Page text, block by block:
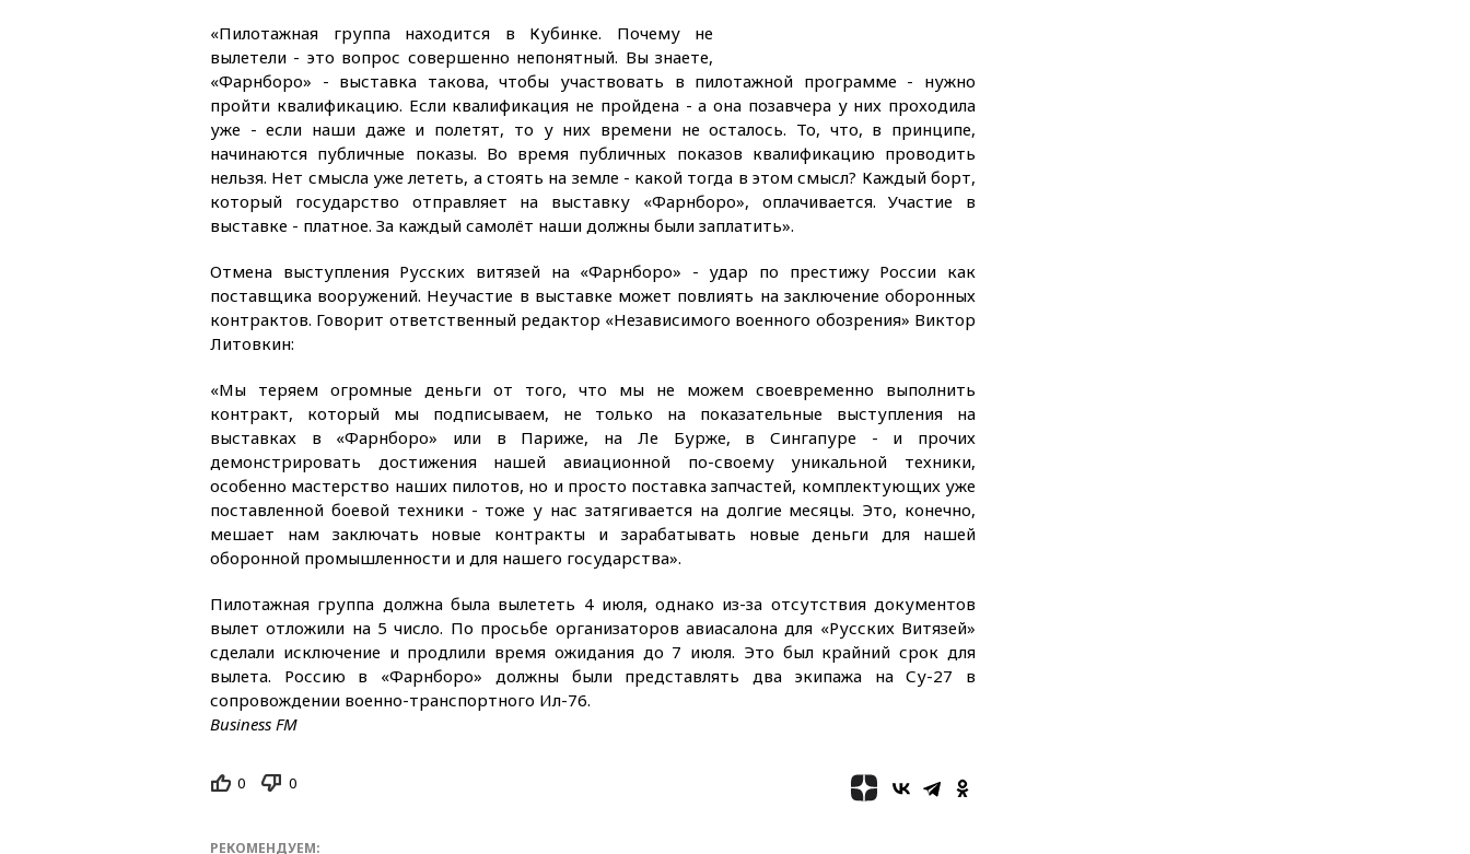
общественный транспорт
12:15 Иран и Оман
согласовали главные пункты
сделки по открытию
Ормузского пролива
11:58Politico: США
восстановили обмен
11:58
Великобритания
расширила санкции против
России
резервуары НПЗ
МИД России ответил на
критику мэра Хиросимы в
годовщину ядерной
бомбардировки
10:57 Оверчук заявил о
сокращении товарооборота
10:54 Президент ФИФА
Джанни Инфантино сумел
сохранить пост
10:38
Роскачество нашло
СКР рассматривает три
основные версии
«Пилотажная группа находится в Кубинке. Почему не
вылетели - это вопрос совершенно непонятный. Вы знаете,
«Фарнборо» - выставка такова, чтобы участвовать в пилотажной программе - нужно
пройти квалификацию. Если квалификация не пройдена - а она позавчера у них проходила
уже - если наши даже и полетят, то у них времени не осталось. То, что, в принципе,
начинаются публичные показы. Во время публичных показов квалификацию проводить
нельзя. Нет смысла уже лететь, а стоять на земле - какой тогда в этом смысл? Каждый борт,
который государство отправляет на выставку «Фарнборо», оплачивается. Участие в
выставке - платное. За каждый самолёт наши должны были заплатить».
Отмена выступления Русских витязей на «Фарнборо» - удар по престижу России как
поставщика вооружений. Неучастие в выставке может повлиять на заключение оборонных
контрактов. Говорит ответственный редактор «Независимого военного обозрения» Виктор
Литовкин:
«Мы теряем огромные деньги от того, что мы не можем своевременно выполнить
контракт, который мы подписываем, не только на показательные выступления на
выставках в «Фарнборо» или в Париже, на Ле Бурже, в Сингапуре - и прочих
демонстрировать достижения нашей авиационной по-своему уникальной техники,
особенно мастерство наших пилотов, но и просто поставка запчастей, комплектующих уже
поставленной боевой техники - тоже у нас затягивается на долгие месяцы. Это, конечно,
мешает нам заключать новые контракты и зарабатывать новые деньги для нашей
оборонной промышленности и для нашего государства».
Пилотажная группа должна была вылететь 4 июля, однако из-за отсутствия документов
вылет отложили на 5 число. По просьбе организаторов авиасалона для «Русских Витязей»
сделали исключение и продлили время ожидания до 7 июля. Это был крайний срок для
вылета. Россию в «Фарнборо» должны были представлять два экипажа на Су-27 в
сопровождении военно-транспортного Ил-76.
Business FM
0 0
РЕКОМЕНДУЕМ: